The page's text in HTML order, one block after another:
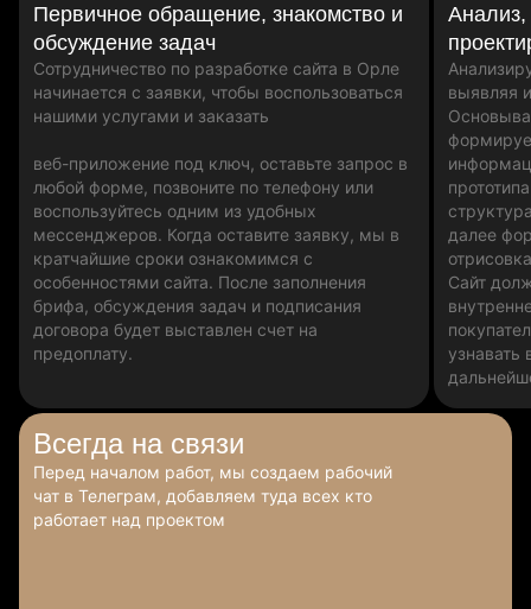
Первичное обращение, знакомство и
обсуждение задач
Сотрудничество по разработке сайта в Орле
начинается с заявки, чтобы воспользоваться
нашими услугами и заказать
веб-приложение под ключ, оставьте запрос в
любой форме, позвоните по телефону или
воспользуйтесь одним из удобных
мессенджеров. Когда оставите заявку, мы в
кратчайшие сроки ознакомимся с
особенностями сайта. После заполнения
брифа, обсуждения задач и подписания
договора будет выставлен счет на
предоплату.
выявляя
далее
Сайт
Всегда на связи
Перед началом работ, мы создаем рабочий
чат в Телеграм, добавляем туда всех кто
работает над проектом